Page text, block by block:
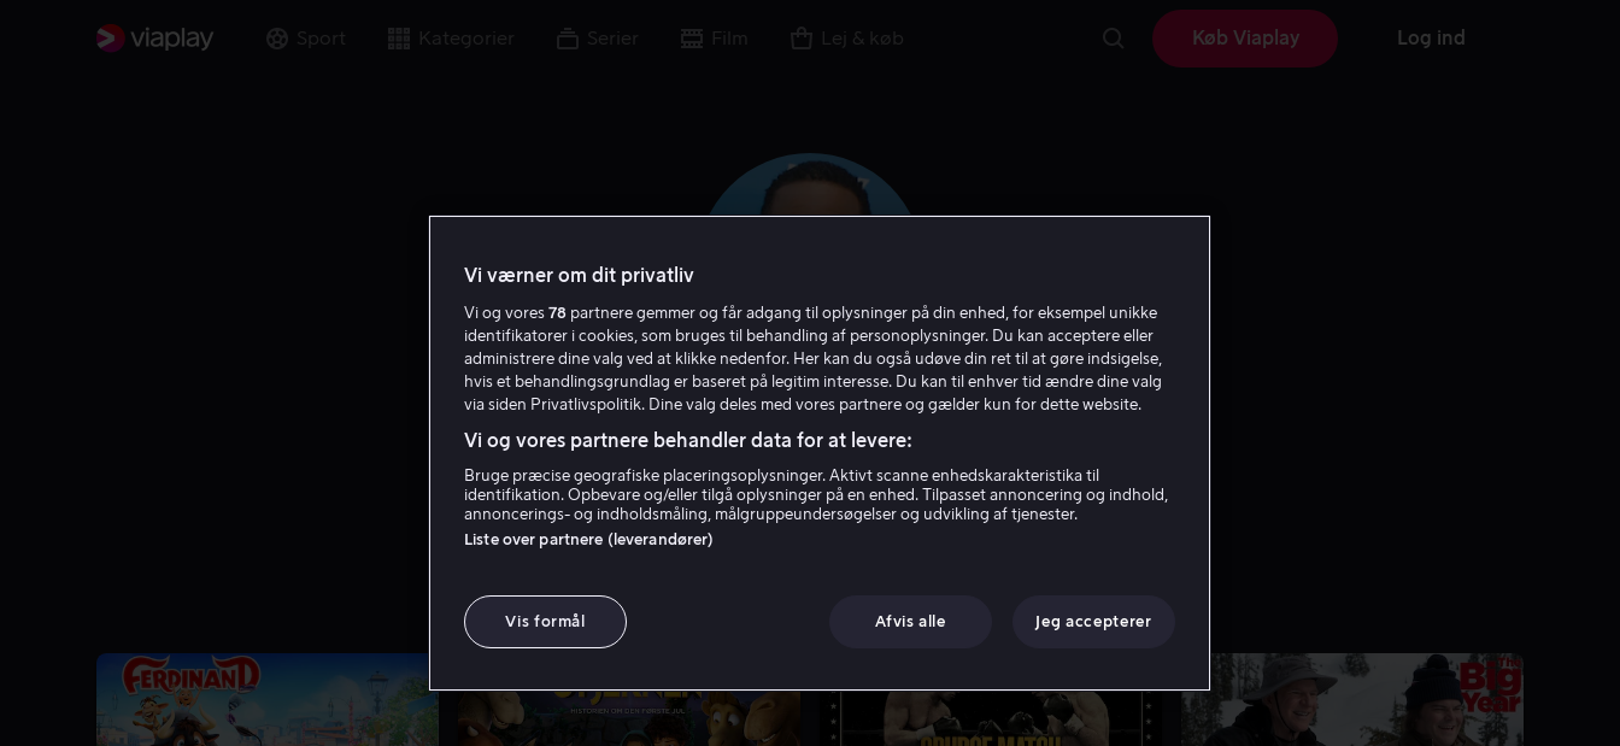
Sport Kategorier Serier Film Lej & køb Køb Viaplay Log ind
Anthony Anderson
Stemme Skuespiller Gæst
Vi værner om dit privatliv
Vi og vores 78 partnere gemmer og får adgang til oplysninger på din enhed, for eksempel unikke
identifikatorer i cookies, som bruges til behandling af personoplysninger. Du kan acceptere eller
administrere dine valg ved at klikke nedenfor. Her kan du også udøve din ret til at gøre indsigelse,
hvis et behandlingsgrundlag er baseret på legitim interesse. Du kan til enhver tid ændre dine valg
via siden Privatlivspolitik. Dine valg deles med vores partnere og gælder kun for dette website.
Vi og vores partnere behandler data for at levere:
Bruge præcise geografiske placeringsoplysninger. Aktivt scanne enhedskarakteristika til
identifikation. Opbevare og/eller tilgå oplysninger på en enhed. Tilpasset annoncering og indhold,
annoncerings- og indholdsmåling, målgruppeundersøgelser og udvikling af tjenester.
Liste over partnere (leverandører)
Vis formål Afvis alle Jeg accepterer